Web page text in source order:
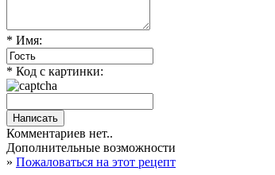
* Имя:
* Код с картинки:
Комментариев нет..
Дополнительные возможности
» Пожаловаться на этот рецепт